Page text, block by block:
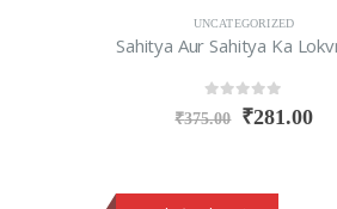
UNCATEGORIZED
out of 5
₹375.00 ₹281.00